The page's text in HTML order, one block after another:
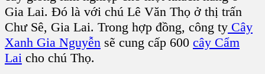
Gia Lai. Đó là với chú Lê Văn Thọ ở thị trấn
Chư Sê, Gia Lai. Trong hợp đồng, công ty Cây
Xanh Gia Nguyễn sẽ cung cấp 600 cây Cẩm
Lai cho chú Thọ.